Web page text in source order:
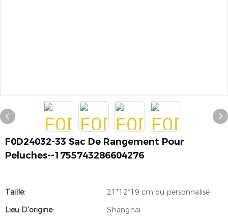
F0D24032-33 Sac De Rangement Pour
Peluches--1755743286604276
Taille:
21*12*19 cm ou personnalisé
Lieu D'origine:
Shanghai